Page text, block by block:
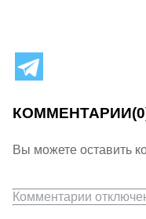
КОММЕНТАРИИ
Вы можете оставить
Комментарии